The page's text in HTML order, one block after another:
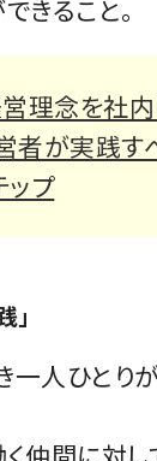
きること。
理念を社
者が実践す
プ
」
一人ひとり